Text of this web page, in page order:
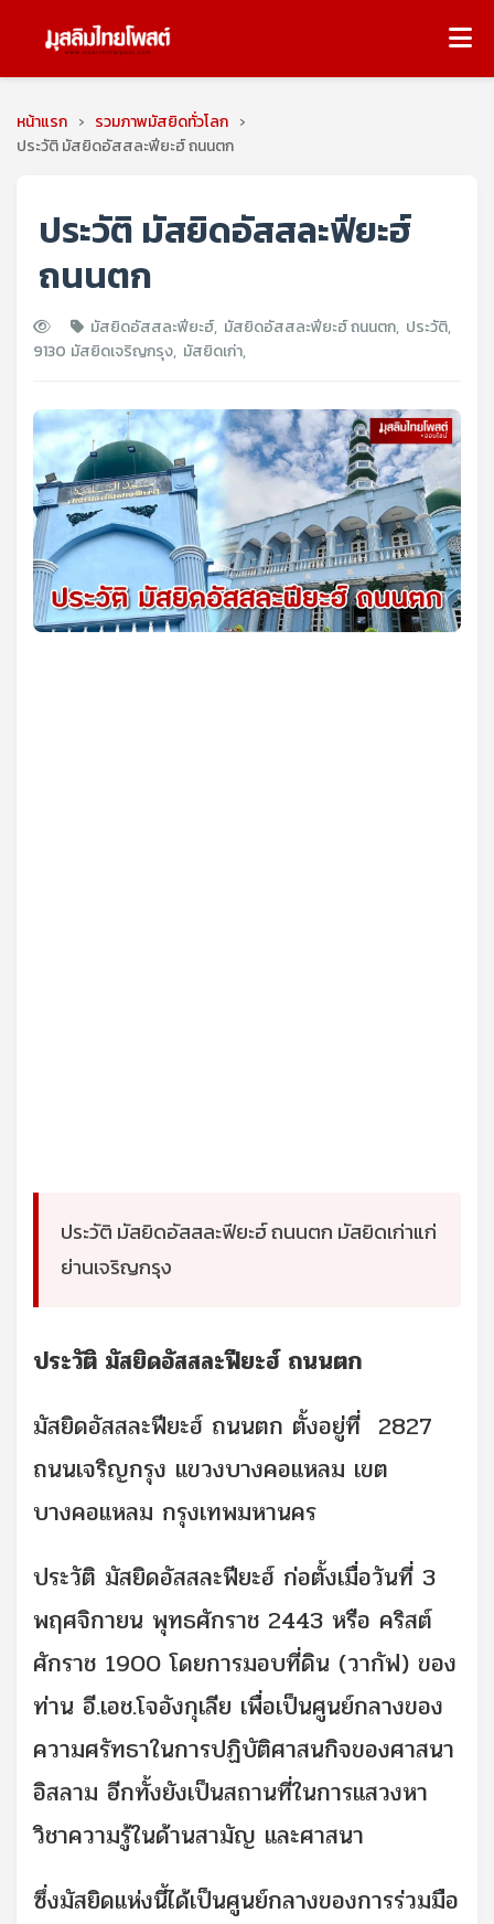
หน้าแรก › รวมภาพมัสยิดทั่วโลก ›
ประวัติ มัสยิดอัสสละฟียะฮ์ ถนนตก
ประวัติ มัสยิดอัสสละฟียะฮ์
ถนนตก
9130
มัสยิดอัสสละฟียะฮ์, มัสยิดอัสสละฟียะฮ์ ถนนตก, ประวัติ,
มัสยิดเจริญกรุง, มัสยิดเก่า,
ประวัติ มัสยิดอัสสละฟียะฮ์ ถนนตก มัสยิดเก่าแก่
ย่านเจริญกรุง
ประวัติ มัสยิดอัสสละฟียะฮ์ ถนนตก
มัสยิดอัสสละฟียะฮ์ ถนนตก ตั้งอยู่ที่ 2827
ถนนเจริญกรุง แขวงบางคอแหลม เขต
บางคอแหลม กรุงเทพมหานคร
ประวัติ มัสยิดอัสสละฟียะฮ์ ก่อตั้งเมื่อวันที่ 3
พฤศจิกายน พุทธศักราช 2443 หรือ คริสต์
ศักราช 1900 โดยการมอบที่ดิน (วากัฟ) ของ
ท่าน อี.เอช.โจอังกุเลีย เพื่อเป็นศูนย์กลางของ
ความศรัทธาในการปฏิบัติศาสนกิจของศาสนา
อิสลาม อีกทั้งยังเป็นสถานที่ในการแสวงหา
วิชาความรู้ในด้านสามัญ และศาสนา
ซึ่งมัสยิดแห่งนี้ได้เป็นศูนย์กลางของการร่วมมือ